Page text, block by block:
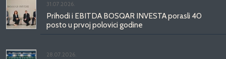
31.07.2026.
Prihodi i EBITDA BOSQAR INVESTA porasli 40
posto u prvoj polovici godine
28.07.2026.